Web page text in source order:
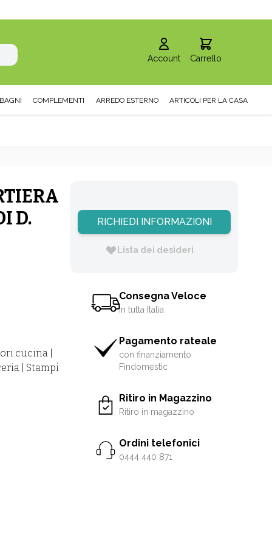
Account Carrello
BAGNI COMPLEMENTI ARREDO ESTERNO ARTICOLI PER LA CASA
D.
cucina |
| Stampi
RICHIEDI INFORMAZIONI
Lista dei desideri
Consegna Veloce
in tutta Italia
Pagamento rateale
con finanziamento
Findomestic
Ritiro in Magazzino
Ritiro in magazzino
Ordini telefonici
0444 440 871